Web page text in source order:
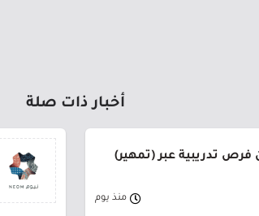
أخبار ذات صلة
تدريبية عبر (تمهير)
منذ يوم